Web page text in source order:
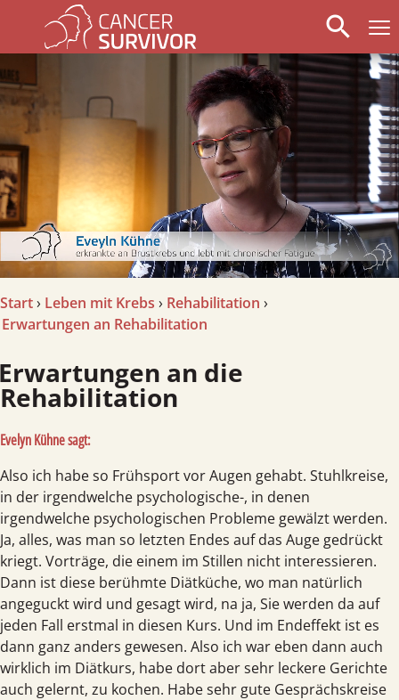
search
arrow_left
Start› Leben mit Krebs › Rehabilitation ›
Erwartungen an Rehabilitation
an die
Rehabilitation
Evelyn Kühne sagt:
Also ich habe so Frühsport vor Augen gehabt. Stuhlkreise,
in der irgendwelche psychologische-, in denen
irgendwelche psychologischen Probleme gewälzt werden.
Ja, alles, was man so letzten Endes auf das Auge gedrückt
kriegt. Vorträge, die einem im Stillen nicht interessieren.
Dann ist diese berühmte Diätküche, wo man natürlich
angeguckt wird und gesagt wird, na ja, Sie werden da auf
jeden Fall erstmal in diesen Kurs. Und im Endeffekt ist es
dann ganz anders gewesen. Also ich war eben dann auch
wirklich im Diätkurs, habe dort aber sehr leckere Gerichte
auch gelernt, zu kochen. Habe sehr gute Gesprächskreise